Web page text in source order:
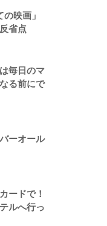
映画」
省点
毎日のマ
る前にで
ーオール
ードで！
ルへ行っ